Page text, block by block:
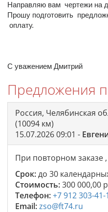
Направляю вам чертежи на
Прошу подготовить
оплату.
С уважением Дмитрий
Предложения
Россия, Челябинская
(10094 км)
15.07.2026 09:01 -
При повторном заказе
Срок:до 30
Стоимость:300 000,00
Телефон:+7 912 303-41-
Email:zso@ft74.ru